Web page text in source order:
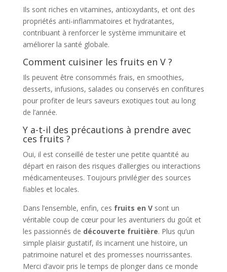
Ils sont riches en vitamines, antioxydants, et ont des
propriétés anti-inflammatoires et hydratantes,
contribuant à renforcer le système immunitaire et
améliorer la santé globale.
Comment cuisiner les fruits en V ?
Ils peuvent être consommés frais, en smoothies,
desserts, infusions, salades ou conservés en confitures
pour profiter de leurs saveurs exotiques tout au long
de l’année.
Y a-t-il des précautions à prendre avec
ces fruits ?
Oui, il est conseillé de tester une petite quantité au
départ en raison des risques d’allergies ou interactions
médicamenteuses. Toujours privilégier des sources
fiables et locales.
Dans l’ensemble, enfin, ces fruits en Vsont un
véritable coup de cœur pour les aventuriers du goût et
les passionnés de découverte fruitière. Plus qu’un
simple plaisir gustatif, ils incarnent une histoire, un
patrimoine naturel et des promesses nourrissantes.
Merci d’avoir pris le temps de plonger dans ce monde